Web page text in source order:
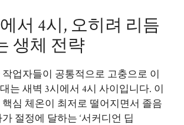
서 4시, 오히려 리듬
생체 전략
업자들이 공통적으로 고충으로 이
는 새벽 3시에서 4시 사이입니다. 이
심 체온이 최저로 떨어지면서 졸음
절정에 달하는 ‘서커디언 딥